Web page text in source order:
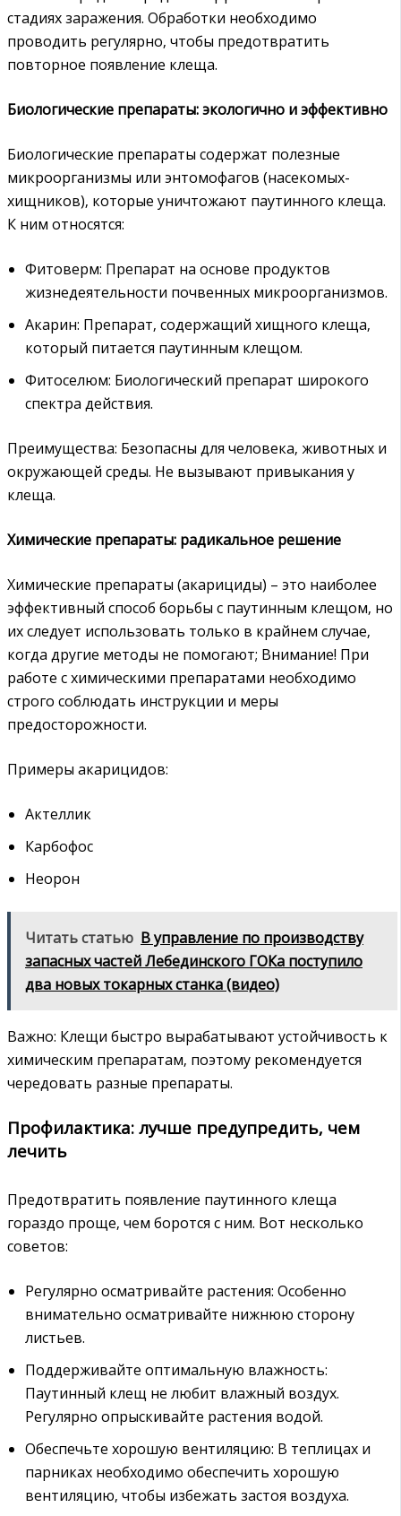
стадиях заражения. Обработки необходимо
проводить регулярно‚ чтобы предотвратить
повторное появление клеща.
Биологические препараты: экологично и эффективно
Биологические препараты содержат полезные
микроорганизмы или энтомофагов (насекомых-
хищников)‚ которые уничтожают паутинного клеща.
К ним относятся:
Фитоверм: Препарат на основе продуктов
жизнедеятельности почвенных микроорганизмов.
Акарин: Препарат‚ содержащий хищного клеща‚
который питается паутинным клещом.
Фитоселюм: Биологический препарат широкого
спектра действия.
Преимущества: Безопасны для человека‚ животных и
окружающей среды. Не вызывают привыкания у
клеща.
Химические препараты: радикальное решение
Химические препараты (акарициды) – это наиболее
эффективный способ борьбы с паутинным клещом‚ но
их следует использовать только в крайнем случае‚
когда другие методы не помогают; Внимание! При
работе с химическими препаратами необходимо
строго соблюдать инструкции и меры
предосторожности.
Примеры акарицидов:
Актеллик
Карбофос
Неорон
Читать статью В управление по производству
запасных частей Лебединского ГОКа поступило
два новых токарных станка (видео)
Важно: Клещи быстро вырабатывают устойчивость к
химическим препаратам‚ поэтому рекомендуется
чередовать разные препараты.
Профилактика: лучше предупредить‚ чем
лечить
Предотвратить появление паутинного клеща
гораздо проще‚ чем боротся с ним. Вот несколько
советов:
Регулярно осматривайте растения: Особенно
внимательно осматривайте нижнюю сторону
листьев.
Поддерживайте оптимальную влажность:
Паутинный клещ не любит влажный воздух.
Регулярно опрыскивайте растения водой.
Обеспечьте хорошую вентиляцию: В теплицах и
парниках необходимо обеспечить хорошую
вентиляцию‚ чтобы избежать застоя воздуха.